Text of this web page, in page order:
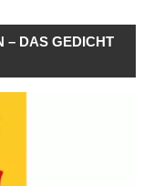
– DAS GEDICHT